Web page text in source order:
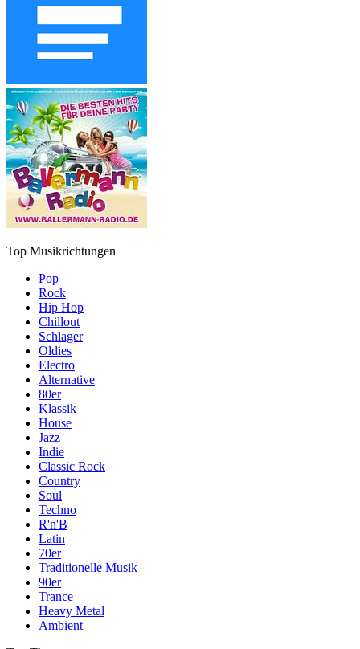
Top Musikrichtungen
Pop
Rock
Hip Hop
Chillout
Schlager
Oldies
Electro
Alternative
80er
Klassik
House
Jazz
Indie
Classic Rock
Country
Soul
Techno
R'n'B
Latin
70er
Traditionelle Musik
90er
Trance
Heavy Metal
Ambient